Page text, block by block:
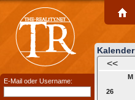
Kalender
<<
M
26
E-Mail oder Username: